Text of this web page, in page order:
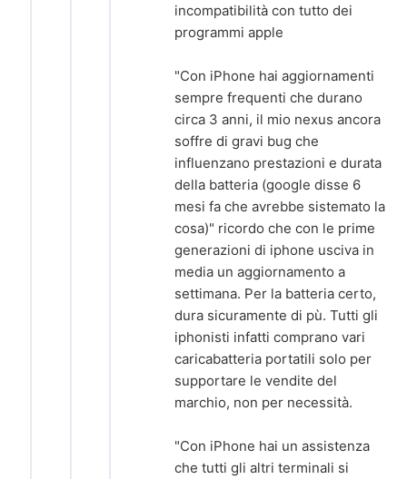
incompatibilità con tutto dei
programmi apple
"Con iPhone hai aggiornamenti
sempre frequenti che durano
circa 3 anni, il mio nexus ancora
soffre di gravi bug che
influenzano prestazioni e durata
della batteria (google disse 6
mesi fa che avrebbe sistemato la
cosa)" ricordo che con le prime
generazioni di iphone usciva in
media un aggiornamento a
settimana. Per la batteria certo,
dura sicuramente di pù. Tutti gli
iphonisti infatti comprano vari
caricabatteria portatili solo per
supportare le vendite del
marchio, non per necessità.
"Con iPhone hai un assistenza
che tutti gli altri terminali si